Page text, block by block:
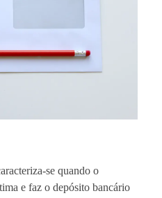
se quando o
e faz o depósito bancário